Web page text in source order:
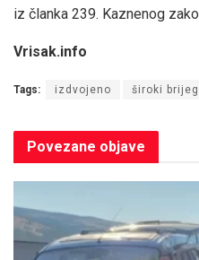
iz članka 239. Kaznenog
Vrisak.info
Tags: izdvojeno široki brijeg
Povezane objave